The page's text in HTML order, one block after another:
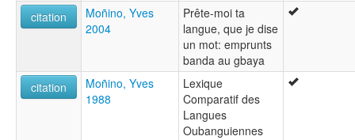
citation
Moñino, Yves
2004
Prête-moi ta
langue, que je dise
un mot: emprunts
banda au gbaya
citation
Moñino, Yves
1988
Lexique
Comparatif des
Langues
Oubanguiennes